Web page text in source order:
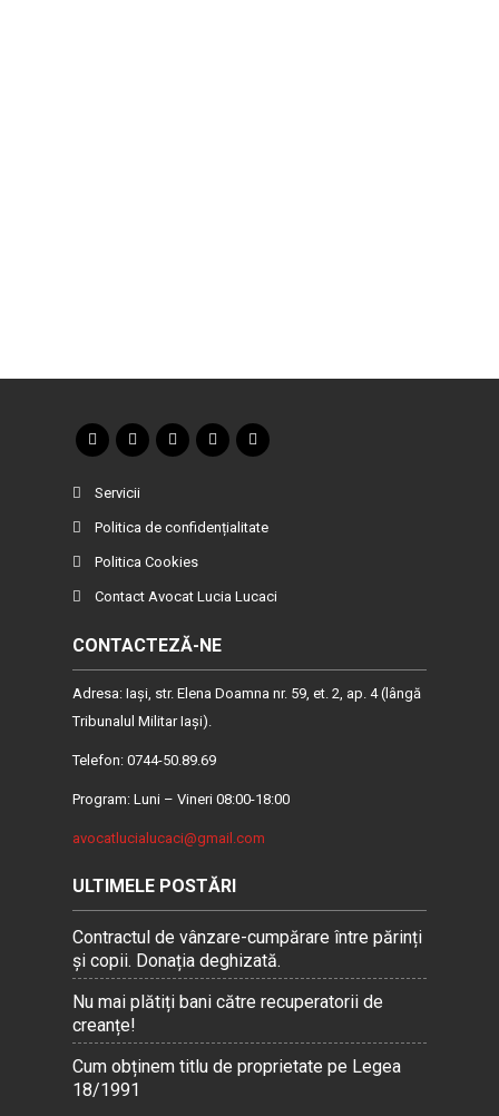
Servicii
Politica de confidențialitate
Politica Cookies
Contact Avocat Lucia Lucaci
CONTACTEZĂ-NE
Adresa: Iaşi, str. Elena Doamna nr. 59, et. 2, ap. 4 (lângă
Tribunalul Militar Iaşi).
Telefon: 0744-50.89.69
Program: Luni – Vineri 08:00-18:00
avocatlucialucaci@gmail.com
ULTIMELE POSTĂRI
Contractul de vânzare-cumpărare între părinți
și copii. Donația deghizată.
Nu mai plătiți bani către recuperatorii de
creanțe!
Cum obținem titlu de proprietate pe Legea
18/1991